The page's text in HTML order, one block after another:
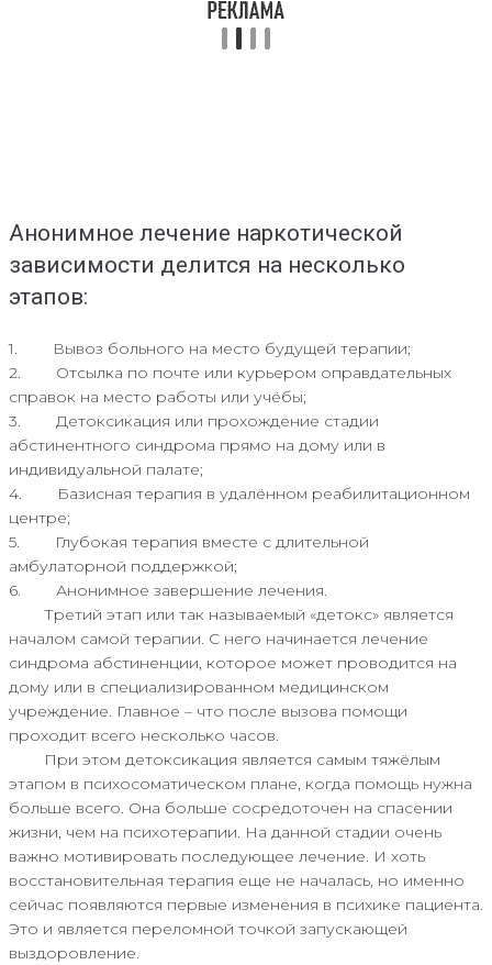
Анонимное лечение наркотической
зависимости делится на несколько
этапов:
1. Вывоз больного на место будущей терапии;
2. Отсылка по почте или курьером оправдательных
справок на место работы или учёбы;
3. Детоксикация или прохождение стадии
абстинентного синдрома прямо на дому или в
индивидуальной палате;
4. Базисная терапия в удалённом реабилитационном
центре;
5. Глубокая терапия вместе с длительной
амбулаторной поддержкой;
6. Анонимное завершение лечения.
Третий этап или так называемый «детокс» является
началом самой терапии. С него начинается лечение
синдрома абстиненции, которое может проводится на
дому или в специализированном медицинском
учреждение. Главное – что после вызова помощи
проходит всего несколько часов.
При этом детоксикация является самым тяжёлым
этапом в психосоматическом плане, когда помощь нужна
больше всего. Она больше сосредоточен на спасении
жизни, чем на психотерапии. На данной стадии очень
важно мотивировать последующее лечение. И хоть
восстановительная терапия еще не началась, но именно
сейчас появляются первые изменения в психике пациента.
Это и является переломной точкой запускающей
выздоровление.